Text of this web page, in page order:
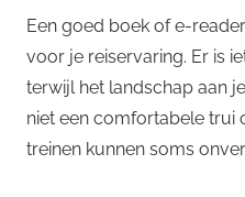
Een goed boek of e-
voor je reiservaring. Er is
terwijl het landschap aan
niet een comfortabele trui
treinen kunnen soms